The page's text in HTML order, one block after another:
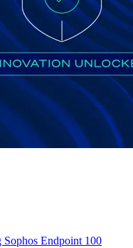
Endpoint 100